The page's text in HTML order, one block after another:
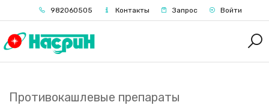
982060505 Контакты Запрос Войти
Противокашлевые препараты